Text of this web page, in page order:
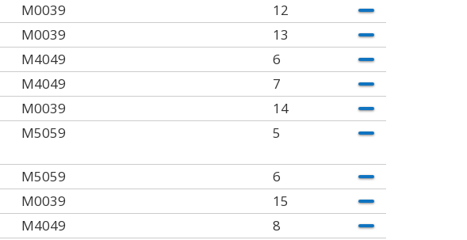
M0039
12
M0039
13
M4049
6
M4049
7
M0039
14
M5059 5
M5059
6
M0039
15
M4049
8